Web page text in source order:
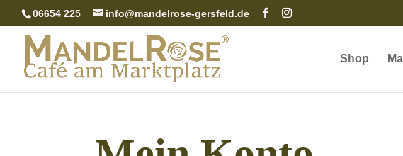
06654 225 info@mandelrose-gersfeld.de
Shop